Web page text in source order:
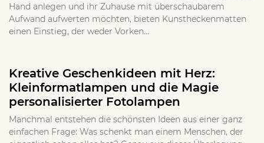
Hand anlegen und ihr Zuhause mit überschaubarem
Aufwand aufwerten möchten, bieten Kunstheckenmatten
einen Einstieg, der weder Vorken...
Kreative Geschenkideen mit Herz:
Kleinformatlampen und die Magie
personalisierter Fotolampen
Manchmal entstehen die schönsten Ideen aus einer ganz
einfachen Frage: Was schenkt man einem Menschen, der